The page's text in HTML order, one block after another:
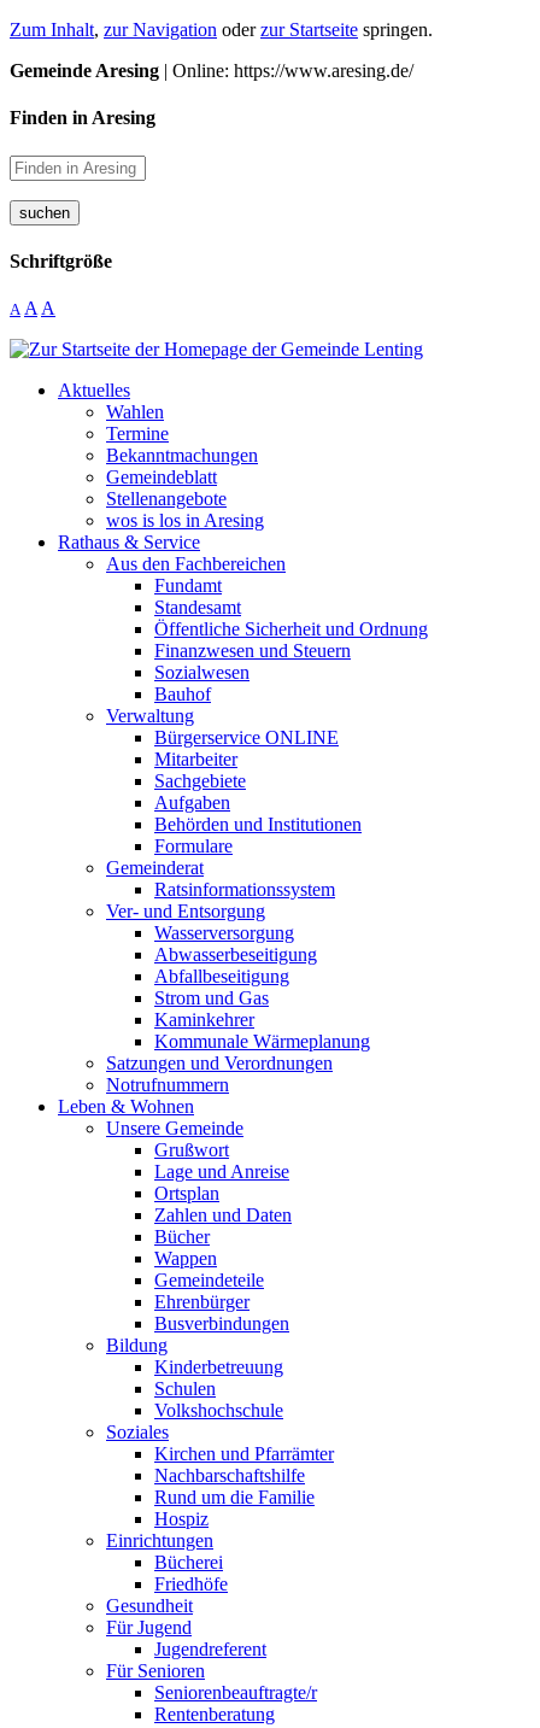
Zum Inhalt, zur Navigation oderzur Startseite springen.
Gemeinde Aresing | Online: https://www.aresing.de/
Finden in Aresing
suchen
Schriftgröße
A A A
Aktuelles
Wahlen
Termine
Bekanntmachungen
Gemeindeblatt
Stellenangebote
wos is los in Aresing
Rathaus & Service
Aus den Fachbereichen
Fundamt
Standesamt
Öffentliche Sicherheit und Ordnung
Finanzwesen und Steuern
Sozialwesen
Bauhof
Verwaltung
Bürgerservice ONLINE
Mitarbeiter
Sachgebiete
Aufgaben
Behörden und Institutionen
Formulare
Gemeinderat
Ratsinformationssystem
Ver- und Entsorgung
Wasserversorgung
Abwasserbeseitigung
Abfallbeseitigung
Strom und Gas
Kaminkehrer
Kommunale Wärmeplanung
Satzungen und Verordnungen
Notrufnummern
Leben & Wohnen
Unsere Gemeinde
Grußwort
Lage und Anreise
Ortsplan
Zahlen und Daten
Bücher
Wappen
Gemeindeteile
Ehrenbürger
Busverbindungen
Bildung
Kinderbetreuung
Schulen
Volkshochschule
Soziales
Kirchen und Pfarrämter
Nachbarschaftshilfe
Rund um die Familie
Hospiz
Einrichtungen
Bücherei
Friedhöfe
Gesundheit
Für Jugend
Jugendreferent
Für Senioren
Seniorenbeauftragte/r
Rentenberatung